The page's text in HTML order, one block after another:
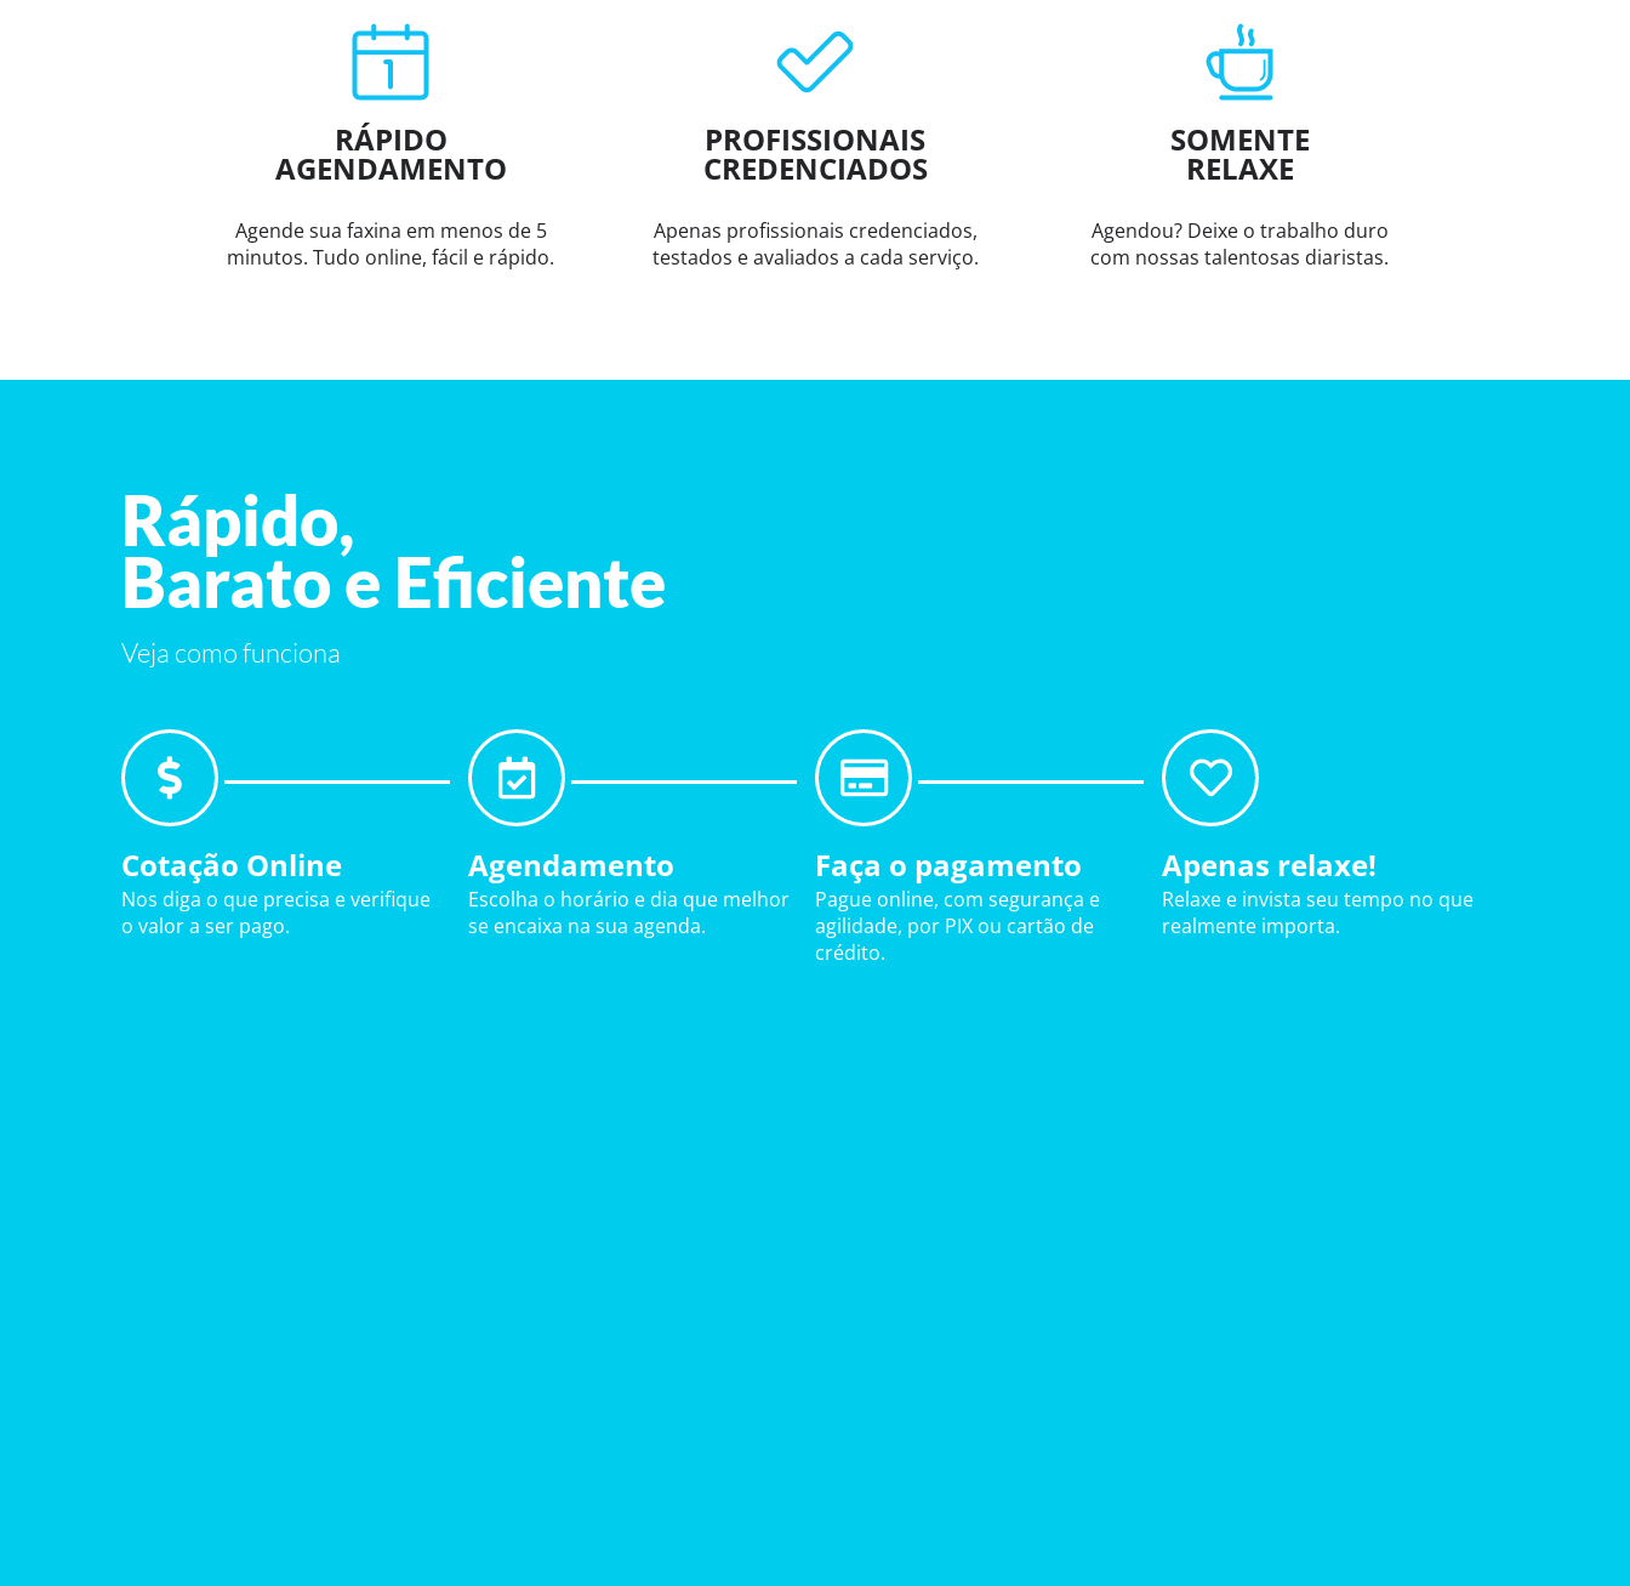
RÁPIDO
AGENDAMENTO
Agende sua faxina em menos de 5
minutos. Tudo online, fácil e rápido.
PROFISSIONAIS
CREDENCIADOS
Apenas profissionais credenciados,
testados e avaliados a cada serviço.
SOMENTE
RELAXE
Agendou? Deixe o trabalho duro
com nossas talentosas diaristas.
Rápido,
Barato e Eficiente
Veja como funciona
Cotação Online
Nos diga o que precisa e verifique
o valor a ser pago.
Agendamento
Escolha o horário e dia que melhor
se encaixa na sua agenda.
Faça o pagamento
Pague online, com segurança e
agilidade, por PIX ou cartão de
crédito.
Apenas relaxe!
Relaxe e invista seu tempo no que
realmente importa.